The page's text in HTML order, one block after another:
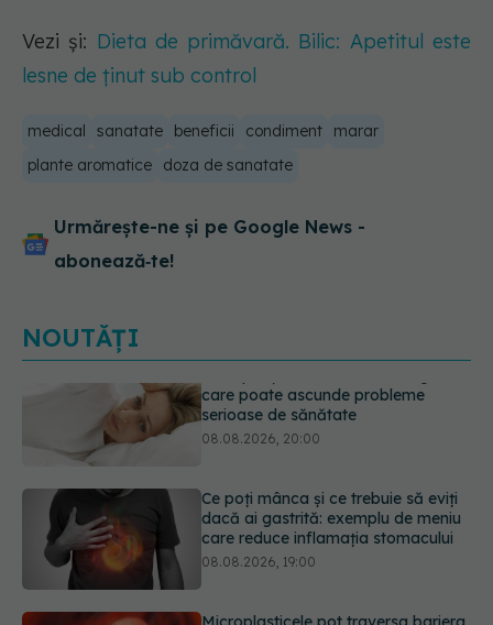
Vezi și: Dieta de primăvară. Bilic: Apetitul este
lesne de ținut sub control
medical sanatate beneficii condiment
marar
plante aromatice
doza de sanatate
Urmărește-ne și pe Google News -
abonează‑te!
NOUTĂȚI
Ce poți mânca și ce trebuie să eviți
dacă ai gastrită: exemplu de meniu
Microplasticele pot traversa bariera
placentară și modifica hormonii